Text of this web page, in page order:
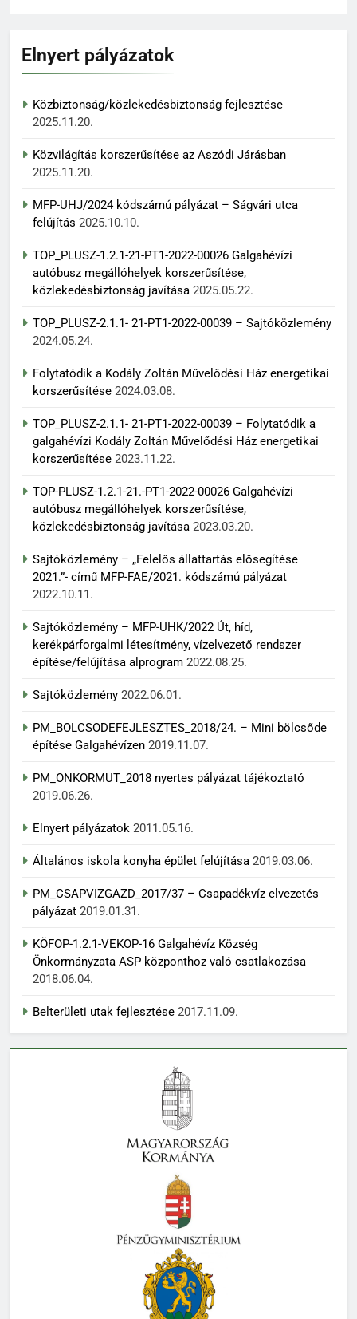
Elnyert pályázatok
Közbiztonság/közlekedésbiztonság fejlesztése
2025.11.20.
Közvilágítás korszerűsítése az Aszódi Járásban
2025.11.20.
MFP-UHJ/2024 kódszámú pályázat – Ságvári utca
felújítás 2025.10.10.
TOP_PLUSZ-1.2.1-21-PT1-2022-00026 Galgahévízi
autóbusz megállóhelyek korszerűsítése,
közlekedésbiztonság javítása 2025.05.22.
TOP_PLUSZ-2.1.1- 21-PT1-2022-00039 – Sajtóközlemény
2024.05.24.
Folytatódik a Kodály Zoltán Művelődési Ház energetikai
korszerűsítése 2024.03.08.
TOP_PLUSZ-2.1.1- 21-PT1-2022-00039 – Folytatódik a
galgahévízi Kodály Zoltán Művelődési Ház energetikai
korszerűsítése 2023.11.22.
TOP-PLUSZ-1.2.1-21.-PT1-2022-00026 Galgahévízi
autóbusz megállóhelyek korszerűsítése,
közlekedésbiztonság javítása 2023.03.20.
Sajtóközlemény – „Felelős állattartás elősegítése
2021.”- című MFP-FAE/2021. kódszámú pályázat
2022.10.11.
Sajtóközlemény – MFP-UHK/2022 Út, híd,
kerékpárforgalmi létesítmény, vízelvezető rendszer
építése/felújítása alprogram 2022.08.25.
Sajtóközlemény 2022.06.01.
PM_BOLCSODEFEJLESZTES_2018/24. – Mini bölcsőde
építése Galgahévízen 2019.11.07.
PM_ONKORMUT_2018 nyertes pályázat tájékoztató
2019.06.26.
Elnyert pályázatok 2011.05.16.
Általános iskola konyha épület felújítása 2019.03.06.
PM_CSAPVIZGAZD_2017/37 – Csapadékvíz elvezetés
pályázat 2019.01.31.
KÖFOP-1.2.1-VEKOP-16 Galgahévíz Község
Önkormányzata ASP központhoz való csatlakozása
2018.06.04.
Belterületi utak fejlesztése 2017.11.09.